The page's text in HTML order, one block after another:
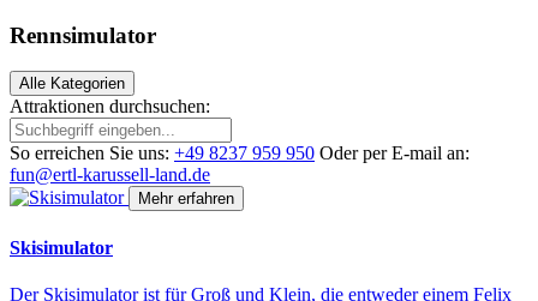
Rennsimulator
Alle Kategorien
Attraktionen durchsuchen:
So erreichen Sie uns: +49 8237 959 950 Oder per E-mail an:
fun@ertl-karussell-land.de
Mehr erfahren
Skisimulator
Der Skisimulator ist für Groß und Klein, die entweder einem Felix